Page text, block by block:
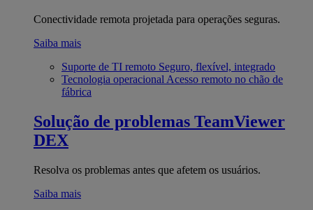
Conectividade remota projetada para operações seguras.
Saiba mais
Suporte de TI remoto Seguro, flexível, integrado
Tecnologia operacional Acesso remoto no chão de
fábrica
Solução de problemas TeamViewer
DEX
Resolva os problemas antes que afetem os usuários.
Saiba mais